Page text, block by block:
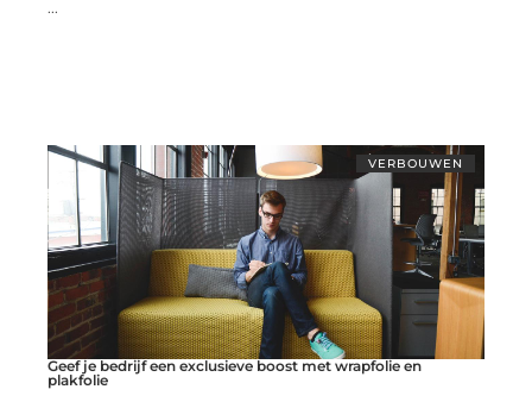
...
VERBOUWEN
Geef je bedrijf een exclusieve boost met wrapfolie en
plakfolie